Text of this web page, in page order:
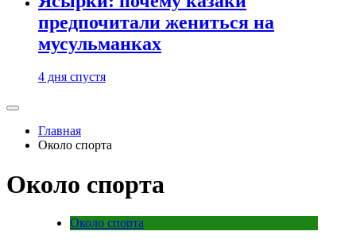
предпочитали жениться на
мусульманках
4 дня спустя
Главная
Около спорта
Около спорта
Около спорта